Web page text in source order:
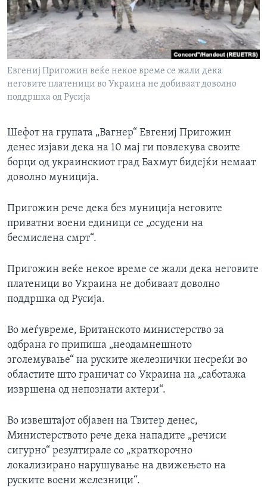
ИНТЕРВЈУА
Јазици
Евгениј Пригожин веќе некое време се жали дека
неговите платеници во Украина не добиваат доволно
поддршка од Русија
Шефот на групата „Вагнер“ Евгениј Пригожин
денес изјави дека на 10 мај ги повлекува своите
борци од украинскиот град Бахмут бидејќи немаат
доволно муниција.
Пригожин рече дека без муниција неговите
приватни воени единици се „осудени на
бесмислена смрт“.
Пригожин веќе некое време се жали дека неговите
платеници во Украина не добиваат доволно
поддршка од Русија.
Во меѓувреме, Британското министерство за
одбрана го припиша „неодамнешното
зголемување“ на руските железнички несреќи во
областите што граничат со Украина на „саботажа
извршена од непознати актери“.
Во извештајот објавен на Твитер денес,
Министерството рече дека нападите „речиси
сигурно“ резултирале со „краткорочно
локализирано нарушување на движењето на
руските воени железници“.